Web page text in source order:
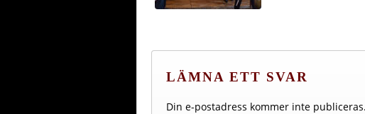
LÄMNA ETT SVAR
Din e-postadress kommer inte publiceras.